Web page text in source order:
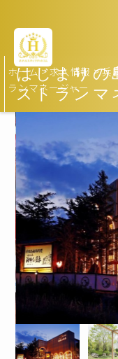
はじまりの
ストランマ
ホーム>求人情報 >兵
ランマネージャー